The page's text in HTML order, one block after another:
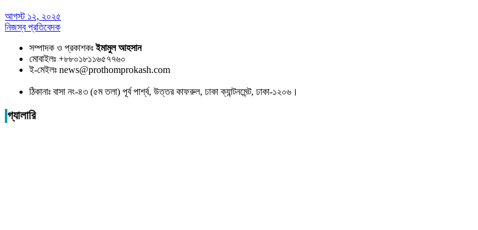
আগস্ট ১২, ২০২৫
নিজস্ব প্রতিবেদক
সম্পাদক ও প্রকাশকঃইমামুল আহসান
মোবাইলঃ +৮৮০১৮১১৬৫৭৭৬০
ই-মেইলঃ news@prothomprokash.com
ঠিকানাঃ বাসা নং-৪৩ (৫ম তলা) পূর্ব পার্শ্ব, উত্তর কাফরুল, ঢাকা ক্যান্টনমেন্ট, ঢাকা-১২০৬।
গ্যালারি